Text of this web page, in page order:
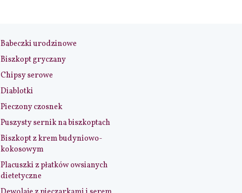
Babeczki urodzinowe
Biszkopt gryczany
Chipsy serowe
Diablotki
Pieczony czosnek
Puszysty sernik na biszkoptach
Biszkopt z krem budyniowo-
kokosowym
Placuszki z płatków owsianych
dietetyczne